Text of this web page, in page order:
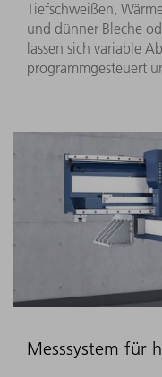
Tiefschweißen,
und dünner Bleche
lassen sich variable
programmgesteuert
Messsystem für